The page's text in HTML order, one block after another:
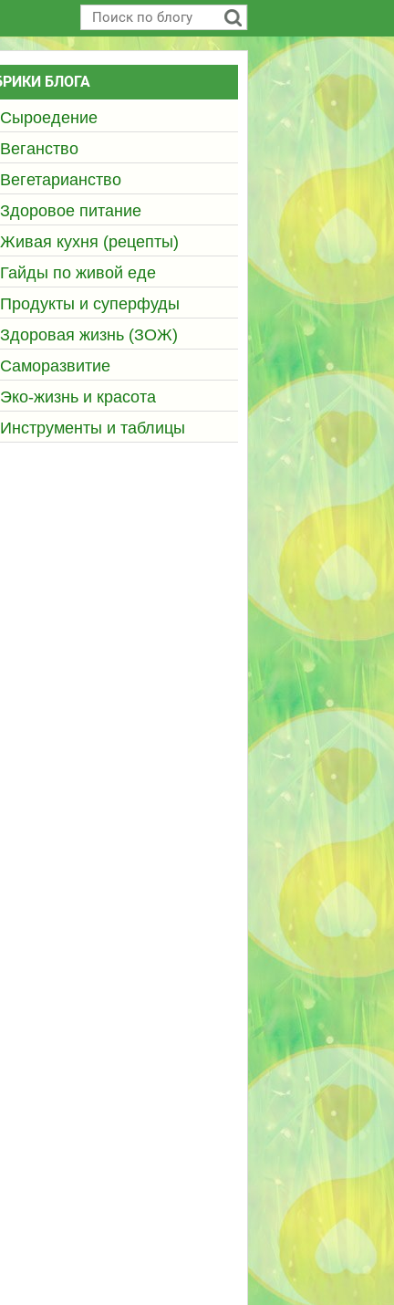
БЛОГА
Сыроедение
Веганство
Вегетарианство
Здоровое питание
Живая кухня (рецепты)
Гайды по живой еде
Продукты и суперфуды
Здоровая жизнь (ЗОЖ)
Саморазвитие
Эко-жизнь и красота
Инструменты и таблицы